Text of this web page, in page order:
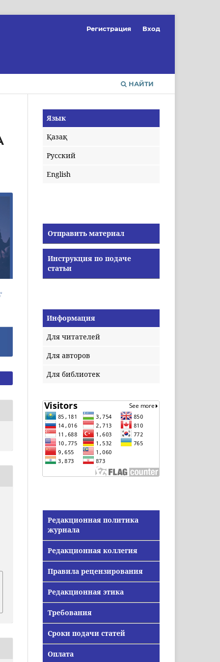
НАЙТИ
Регистрация Вход
Язык
Қазақ
Русский
English
Отправить материал
Инструкция по подаче
статьи
Информация
Для читателей
Для авторов
Для библиотек
Редакционная политика
журнала
Редакционная коллегия
Правила рецензирования
Редакционная этика
Требования
Сроки подачи статей
Оплата